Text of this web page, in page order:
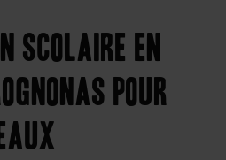
scolaire en
pour